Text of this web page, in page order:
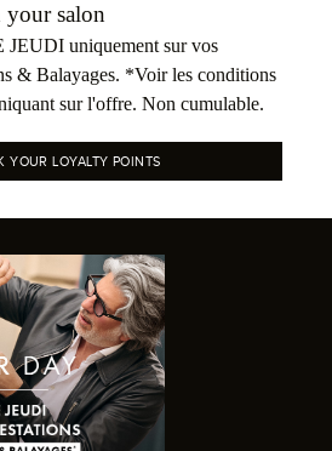
salon
JEUDI uniquement sur vos
& Balayages. *Voir les conditions
sur l'offre. Non cumulable.
YOUR LOYALTY POINTS